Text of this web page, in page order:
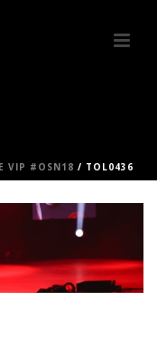
VIP #OSN18 / TOL0436